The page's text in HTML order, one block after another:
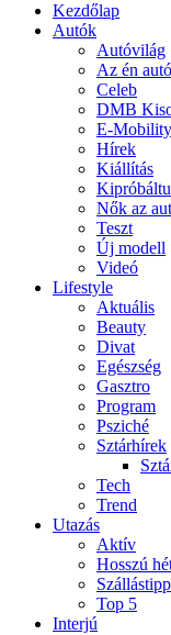
Kezdőlap
Autók
Autóvilág
Az én
Celeb
DMB
E-Mobility
Hírek
Kiállítás
Nők az
Teszt
Új modell
Videó
Lifestyle
Aktuális
Beauty
Divat
Egészség
Gasztro
Program
Psziché
Sztárhírek
Tech
Trend
Utazás
Aktív
Hosszú
Szállástipp
Top 5
Interjú